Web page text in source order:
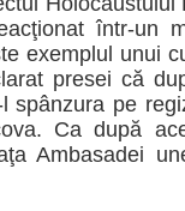
într-un
exemplul unui
presei că
spânzura pe
Ca după
Ambasadei